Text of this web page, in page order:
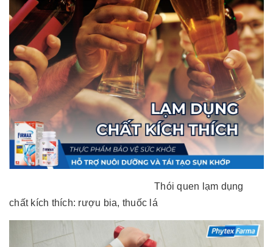
Thói quen lạm dụng
chất kích thích: rượu bia, thuốc lá